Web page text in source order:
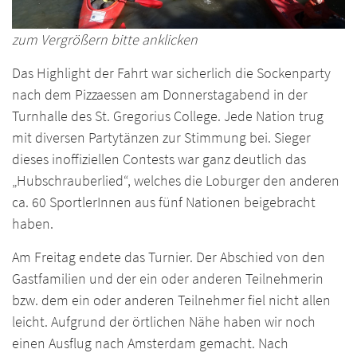
zum Vergrößern bitte anklicken
Das Highlight der Fahrt war sicherlich die Sockenparty
nach dem Pizzaessen am Donnerstagabend in der
Turnhalle des St. Gregorius College. Jede Nation trug
mit diversen Partytänzen zur Stimmung bei. Sieger
dieses inoffiziellen Contests war ganz deutlich das
„Hubschrauberlied“, welches die Loburger den anderen
ca. 60 SportlerInnen aus fünf Nationen beigebracht
haben.
Am Freitag endete das Turnier. Der Abschied von den
Gastfamilien und der ein oder anderen Teilnehmerin
bzw. dem ein oder anderen Teilnehmer fiel nicht allen
leicht. Aufgrund der örtlichen Nähe haben wir noch
einen Ausflug nach Amsterdam gemacht. Nach